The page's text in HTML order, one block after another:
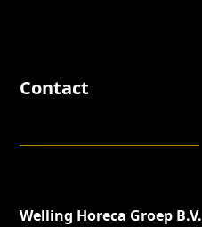
Contact
Welling Horeca Groep B.V.